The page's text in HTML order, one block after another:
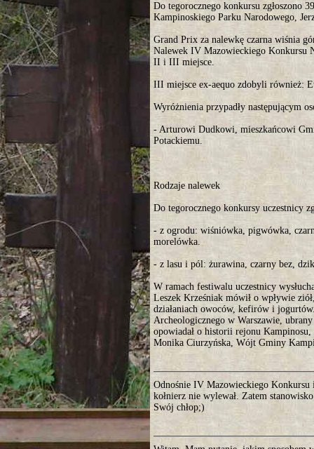
Do tegorocznego konkursu zgłoszono
Kampinoskiego Parku Narodowego,
Grand Prix za nalewkę czarna wiśnia
Nalewek IV Mazowieckiego Konkursu
II i III miejsce.
III miejsce ex-aequo zdobyli również:
Wyróżnienia przypadły następującym
- Arturowi Dudkowi, mieszkańcowi
Potackiemu.
Rodzaje nalewek
Do tegorocznego konkursy uczestnicy
- z ogrodu: wiśniówka, pigwówka,
morelówka.
- z lasu i pól: żurawina, czarny bez,
W ramach festiwalu uczestnicy
Leszek Krześniak mówił o wpływie
działaniach owoców, kefirów i
Archeologicznego w Warszawie,
opowiadał o historii rejonu Kampinosu,
Monika Ciurzyńska, Wójt Gminy
Odnośnie IV Mazowieckiego Konkursu
kołnierz nie wylewał. Zatem
Swój chłop;)